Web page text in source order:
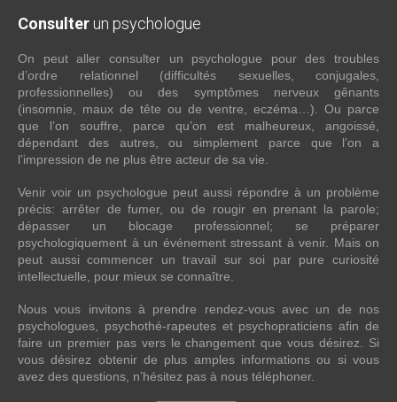
Consulter un psychologue
On peut aller consulter un psychologue pour des troubles
d’ordre relationnel (difficultés sexuelles, conjugales,
professionnelles) ou des symptômes nerveux gênants
(insomnie, maux de tête ou de ventre, eczéma…). Ou parce
que l’on souffre, parce qu’on est malheureux, angoissé,
dépendant des autres, ou simplement parce que l’on a
l’impression de ne plus être acteur de sa vie.
Venir voir un psychologue peut aussi répondre à un problème
précis: arrêter de fumer, ou de rougir en prenant la parole;
dépasser un blocage professionnel; se préparer
psychologiquement à un événement stressant à venir. Mais on
peut aussi commencer un travail sur soi par pure curiosité
intellectuelle, pour mieux se connaître.
Nous vous invitons à prendre rendez-vous avec un de nos
psychologues, psychothé-rapeutes et psychopraticiens afin de
faire un premier pas vers le changement que vous désirez. Si
vous désirez obtenir de plus amples informations ou si vous
avez des questions, n’hésitez pas à nous téléphoner.